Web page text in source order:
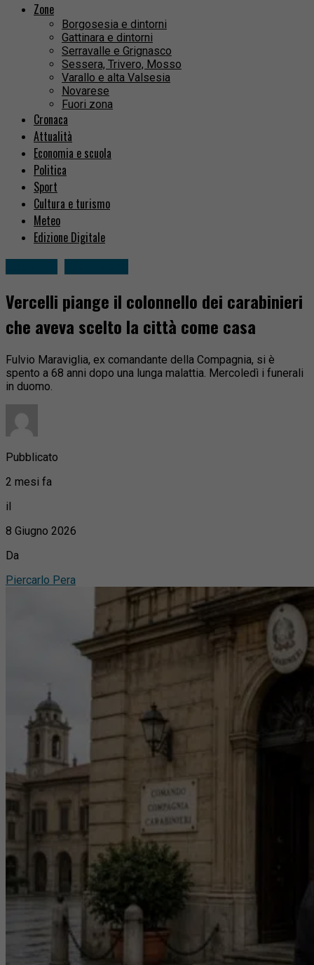
Zone
Borgosesia e dintorni
Gattinara e dintorni
Serravalle e Grignasco
Sessera, Trivero, Mosso
Varallo e alta Valsesia
Novarese
Fuori zona
Cronaca
Attualità
Economia e scuola
Politica
Sport
Cultura e turismo
Meteo
Edizione Digitale
Vercelli piange il colonnello dei carabinieri
che aveva scelto la città come casa
Fulvio Maraviglia, ex comandante della Compagnia, si è
spento a 68 anni dopo una lunga malattia. Mercoledì i funerali
in duomo.
Pubblicato
2 mesi fa
il
8 Giugno 2026
Da
Piercarlo Pera